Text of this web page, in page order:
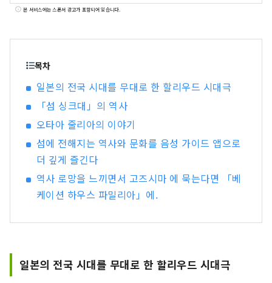
관광 앱【마루 고즈시마! 여행 마에에서 섬을 잘 알
목표로 하고 있습니다.
본 서비스에는 스폰서 광고가 포함되어 있습니다.
목차
일본의 전국 시대를 무대로 한 할리우드 시대극
「섬 싱크대」의 역사
오타아 줄리아의 이야기
섬에 전해지는 역사와 문화를 음성 가이드 앱으로
더 깊게 즐긴다
역사 로망을 느끼면서 고즈시마 에 묵는다면 「베
케이션 하우스 파밀리아」에.
일본의 전국 시대를 무대로 한 할리우드 시대극